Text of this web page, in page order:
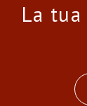
La